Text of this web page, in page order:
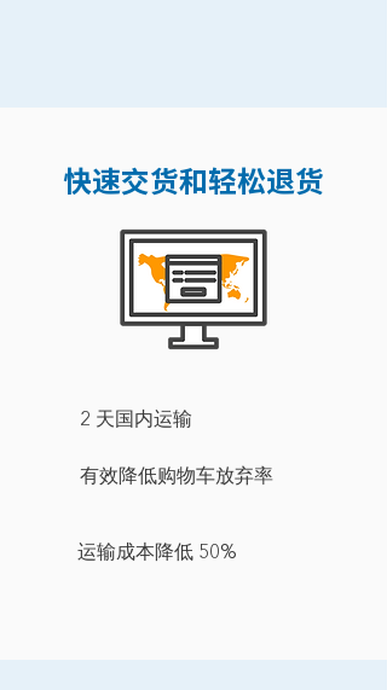
快速交货和轻松退货
2 天国内运输
有效降低购物车放弃率
运输成本降低 50%